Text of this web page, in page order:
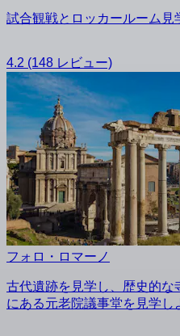
試合観戦とロッカールーム見
4.2 (148 レビュー)
フォロ・ロマーノ
古代遺跡を見学し、歴史的な
にある元老院議事堂を見学し